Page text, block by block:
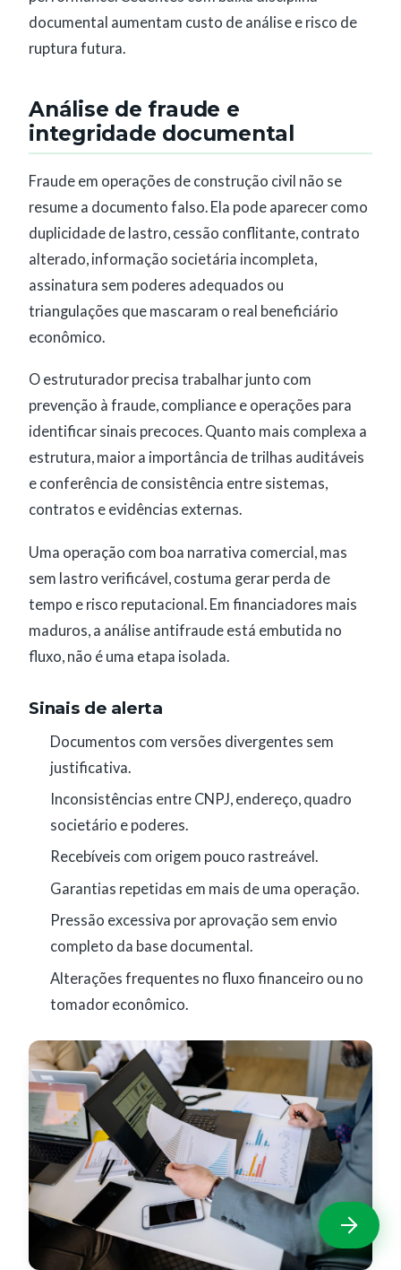
documental aumentam custo de análise e risco de
ruptura futura.
Análise de fraude e
integridade documental
Fraude em operações de construção civil não se
resume a documento falso. Ela pode aparecer como
duplicidade de lastro, cessão conflitante, contrato
alterado, informação societária incompleta,
assinatura sem poderes adequados ou
triangulações que mascaram o real beneficiário
econômico.
O estruturador precisa trabalhar junto com
prevenção à fraude, compliance e operações para
identificar sinais precoces. Quanto mais complexa a
estrutura, maior a importância de trilhas auditáveis
e conferência de consistência entre sistemas,
contratos e evidências externas.
Uma operação com boa narrativa comercial, mas
sem lastro verificável, costuma gerar perda de
tempo e risco reputacional. Em financiadores mais
maduros, a análise antifraude está embutida no
fluxo, não é uma etapa isolada.
Sinais de alerta
Documentos com versões divergentes sem
justificativa.
Inconsistências entre CNPJ, endereço, quadro
societário e poderes.
Recebíveis com origem pouco rastreável.
Garantias repetidas em mais de uma operação.
Pressão excessiva por aprovação sem envio
completo da base documental.
Alterações frequentes no fluxo financeiro ou no
tomador econômico.